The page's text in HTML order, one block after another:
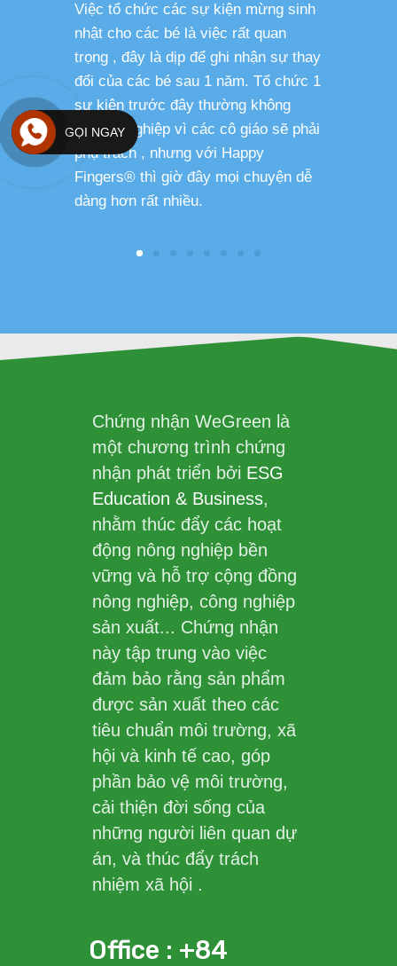
Việc tổ chức các sự kiện mừng sinh
nhật cho các bé là việc rất quan
trọng , đây là dịp để ghi nhận sự thay
đổi của các bé sau 1 năm. Tổ chức 1
sự kiện trước đây thường không
chuyên nghiệp vì các cô giáo sẽ phải
phụ trách , nhưng với Happy
Fingers® thì giờ đây mọi chuyện dễ
dàng hơn rất nhiều.
Chứng nhận WeGreen là
một chương trình chứng
nhận phát triển bởi ESG
Education & Business,
nhằm thúc đẩy các hoạt
động nông nghiệp bền
vững và hỗ trợ cộng đồng
nông nghiệp, công nghiệp
sản xuất... Chứng nhận
này tập trung vào việc
đảm bảo rằng sản phẩm
được sản xuất theo các
tiêu chuẩn môi trường, xã
hội và kinh tế cao, góp
phần bảo vệ môi trường,
cải thiện đời sống của
những người liên quan dự
án, và thúc đẩy trách
nhiệm xã hội .
Office : +84
GỌI NGAY